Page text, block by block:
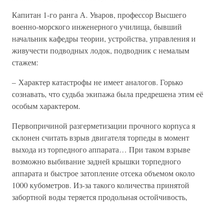
Капитан 1-го ранга А. Уваров, профессор Высшего
военно-морского инженерного училища, бывший
начальник кафедры теории, устройства, управления и
живучести подводных лодок, подводник с немалым
стажем:
– Характер катастрофы не имеет аналогов. Горько
сознавать, что судьба экипажа была предрешена этим её
особым характером.
Первопричиной разгерметизации прочного корпуса я
склонен считать взрыв двигателя торпеды в момент
выхода из торпедного аппарата… При таком взрыве
возможно выбивание задней крышки торпедного
аппарата и быстрое затопление отсека объемом около
1000 кубометров. Из-за такого количества принятой
забортной воды теряется продольная остойчивость,